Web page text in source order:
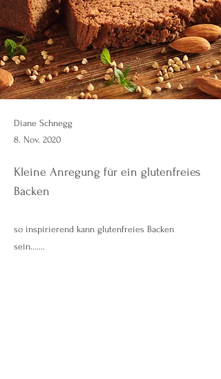
Diane Schnegg
8. Nov. 2020
Kleine Anregung für ein glutenfreies
Backen
so inspirierend kann glutenfreies Backen
sein.......